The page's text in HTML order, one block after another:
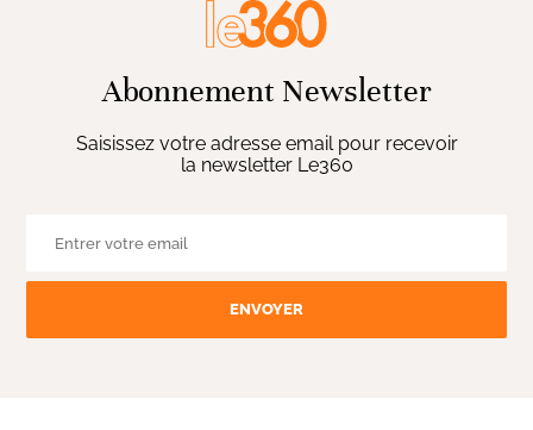
Abonnement Newsletter
Saisissez votre adresse email pour recevoir
la newsletter Le360
ENVOYER